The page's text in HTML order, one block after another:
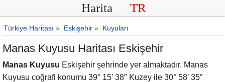
Harita TR
Türkiye Haritası » Eskişehir » Kuyuları
Manas Kuyusu Haritası Eskişehir
Manas Kuyusu Eskişehir şehrinde yer almaktadır. Manas
Kuyusu coğrafi konumu 39° 15′ 38″ Kuzey ile 30° 58′ 35″